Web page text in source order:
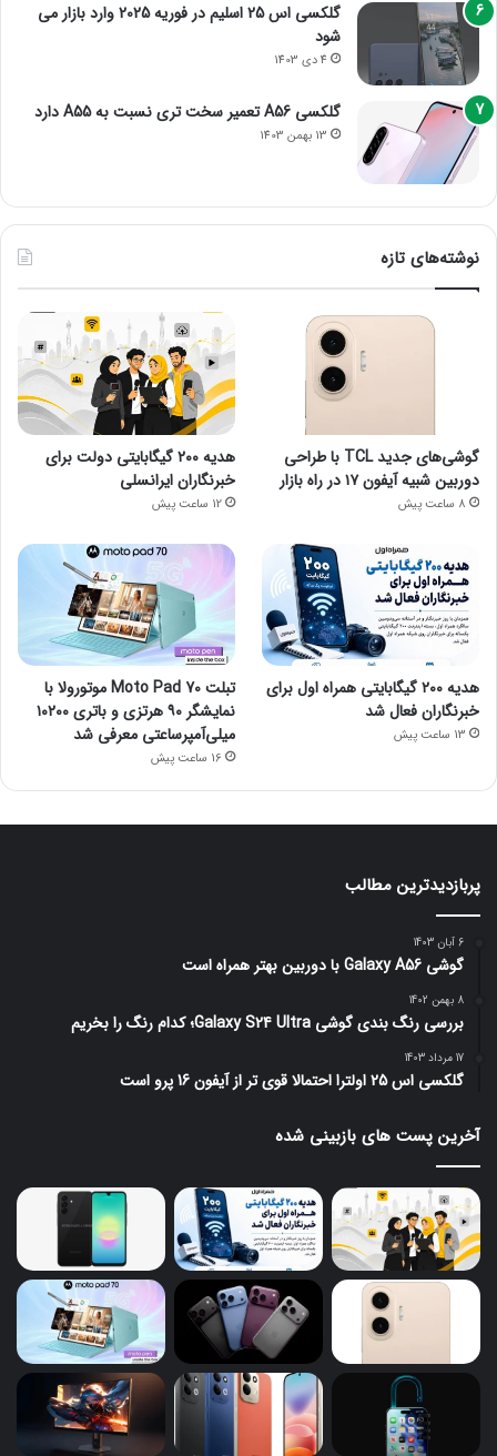
گلکسی اس 25 اسلیم در فوریه 2025 وارد بازار می
شود
4 دی 1403
گلکسی A56 تعمیر سخت تری نسبت به A55 دارد
13 بهمن 1403
نوشته‌های تازه
گوشی‌های جدید TCL با طراحی
دوربین شبیه آیفون ۱۷ در راه بازار
8 ساعت پیش
هدیه ۲۰۰ گیگابایتی دولت برای
خبرنگاران ایرانسلی
12 ساعت پیش
هدیه ۲۰۰ گیگابایتی همراه اول برای
خبرنگاران فعال شد
13 ساعت پیش
تبلت Moto Pad 70 موتورولا با
نمایشگر ۹۰ هرتزی و باتری ۱۰۲۰۰
میلی‌آمپرساعتی معرفی شد
16 ساعت پیش
پربازدیدترین مطالب
6 آبان 1403
گوشی Galaxy A56 با دوربین بهتر همراه است
8 بهمن 1402
بررسی رنگ بندی گوشی Galaxy S24 Ultra؛ کدام رنگ را بخریم
17 مرداد 1403
گلکسی اس 25 اولترا احتمالا قوی تر از آیفون 16 پرو است
آخرین پست های بازبینی شده